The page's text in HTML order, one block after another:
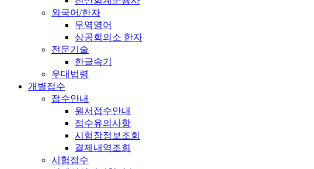
외국어/한자
무역영어
상공회의소 한자
전문기술
한글속기
우대법령
개별접수
접수안내
원서접수안내
접수유의사항
시험장정보조회
결제내역조회
시험접수